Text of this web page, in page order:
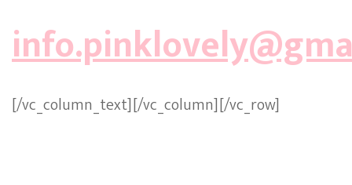
[/vc_column_text][/vc_column][/vc_row]